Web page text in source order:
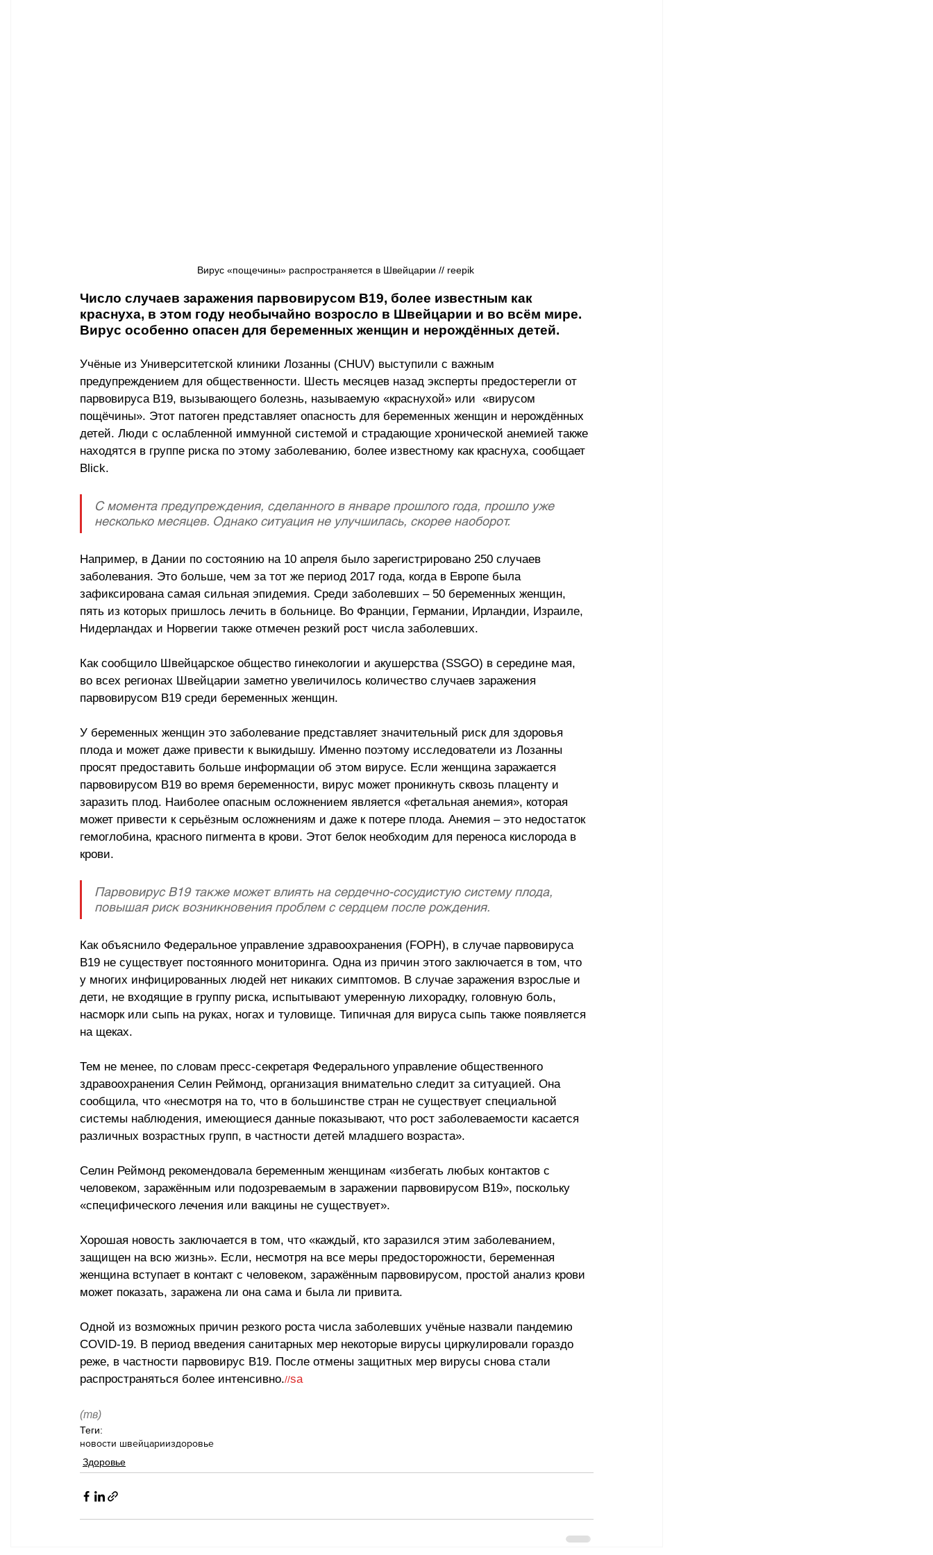
Вирус «пощечины» распространяется в Швейцарии // reepik
Число случаев заражения парвовирусом B19, более известным как
краснуха, в этом году необычайно возросло в Швейцарии и во всём мире.
Вирус особенно опасен для беременных женщин и нерождённых детей.
Учёные из Университетской клиники Лозанны (CHUV) выступили с важным
предупреждением для общественности. Шесть месяцев назад эксперты предостерегли от
парвовируса B19, вызывающего болезнь, называемую «краснухой» или  «вирусом
пощёчины». Этот патоген представляет опасность для беременных женщин и нерождённых
детей. Люди с ослабленной иммунной системой и страдающие хронической анемией также
находятся в группе риска по этому заболеванию, более известному как краснуха, сообщает
Blick.
С момента предупреждения, сделанного в январе прошлого года, прошло уже
несколько месяцев. Однако ситуация не улучшилась, скорее наоборот.
Например, в Дании по состоянию на 10 апреля было зарегистрировано 250 случаев
заболевания. Это больше, чем за тот же период 2017 года, когда в Европе была
зафиксирована самая сильная эпидемия. Среди заболевших – 50 беременных женщин,
пять из которых пришлось лечить в больнице. Во Франции, Германии, Ирландии, Израиле,
Нидерландах и Норвегии также отмечен резкий рост числа заболевших.
Как сообщило Швейцарское общество гинекологии и акушерства (SSGO) в середине мая,
во всех регионах Швейцарии заметно увеличилось количество случаев заражения
парвовирусом B19 среди беременных женщин.
У беременных женщин это заболевание представляет значительный риск для здоровья
плода и может даже привести к выкидышу. Именно поэтому исследователи из Лозанны
просят предоставить больше информации об этом вирусе. Если женщина заражается
парвовирусом B19 во время беременности, вирус может проникнуть сквозь плаценту и
заразить плод. Наиболее опасным осложнением является «фетальная анемия», которая
может привести к серьёзным осложнениям и даже к потере плода. Анемия – это недостаток
гемоглобина, красного пигмента в крови. Этот белок необходим для переноса кислорода в
крови.
Парвовирус B19 также может влиять на сердечно-сосудистую систему плода,
повышая риск возникновения проблем с сердцем после рождения.
Как объяснило Федеральное управление здравоохранения (FOPH), в случае парвовируса
B19 не существует постоянного мониторинга. Одна из причин этого заключается в том, что
у многих инфицированных людей нет никаких симптомов. В случае заражения взрослые и
дети, не входящие в группу риска, испытывают умеренную лихорадку, головную боль,
насморк или сыпь на руках, ногах и туловище. Типичная для вируса сыпь также появляется
на щеках.
Тем не менее, по словам пресс-секретаря Федерального управление общественного
здравоохранения Селин Реймонд, организация внимательно следит за ситуацией. Она
сообщила, что «несмотря на то, что в большинстве стран не существует специальной
системы наблюдения, имеющиеся данные показывают, что рост заболеваемости касается
различных возрастных групп, в частности детей младшего возраста».
Селин Реймонд рекомендовала беременным женщинам «избегать любых контактов с
человеком, заражённым или подозреваемым в заражении парвовирусом B19», поскольку
«специфического лечения или вакцины не существует».
Хорошая новость заключается в том, что «каждый, кто заразился этим заболеванием,
защищен на всю жизнь». Если, несмотря на все меры предосторожности, беременная
женщина вступает в контакт с человеком, заражённым парвовирусом, простой анализ крови
может показать, заражена ли она сама и была ли привита.
Одной из возможных причин резкого роста числа заболевших учёные назвали пандемию
COVID-19. В период введения санитарных мер некоторые вирусы циркулировали гораздо
реже, в частности парвовирус B19. После отмены защитных мер вирусы снова стали
распространяться более интенсивно.//sa
(тв)
Теги:
новости швейцарииздоровье
Здоровье